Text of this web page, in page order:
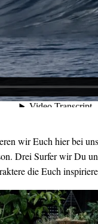
wir Euch hier bei
Drei Surfer wir Du
die Euch